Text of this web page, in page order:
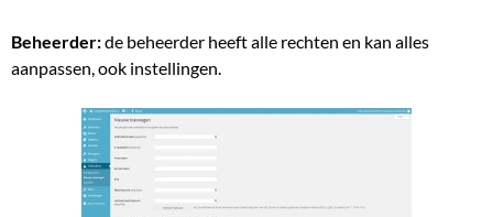
Beheerder:de beheerder heeft alle rechten en kan alles
aanpassen, ook instellingen.